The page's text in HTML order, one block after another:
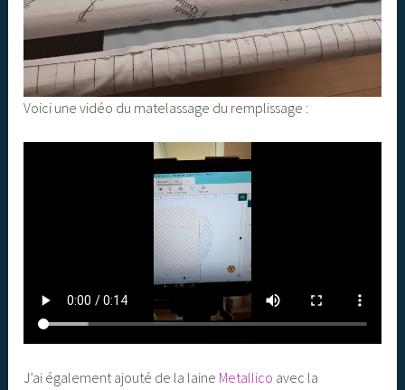
Voici une vidéo du matelassage du remplissage :
J’ai également ajouté de la laine Metallico avec la